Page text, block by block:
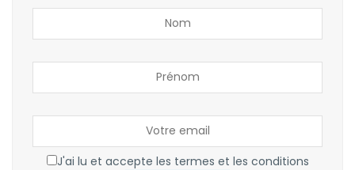
J'ai lu et accepte les termes et les conditions